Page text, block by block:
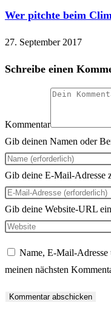
Wer pitchte beim
27. September 2017
Schreibe einen
Kommentar
Gib deinen Namen oder
Gib deine E-Mail-Adresse
Gib deine Website-URL
Name, E-Mail-Adresse
meinen nächsten